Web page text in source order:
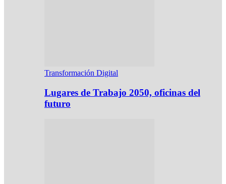
Transformación Digital
Lugares de Trabajo 2050, oficinas del
futuro